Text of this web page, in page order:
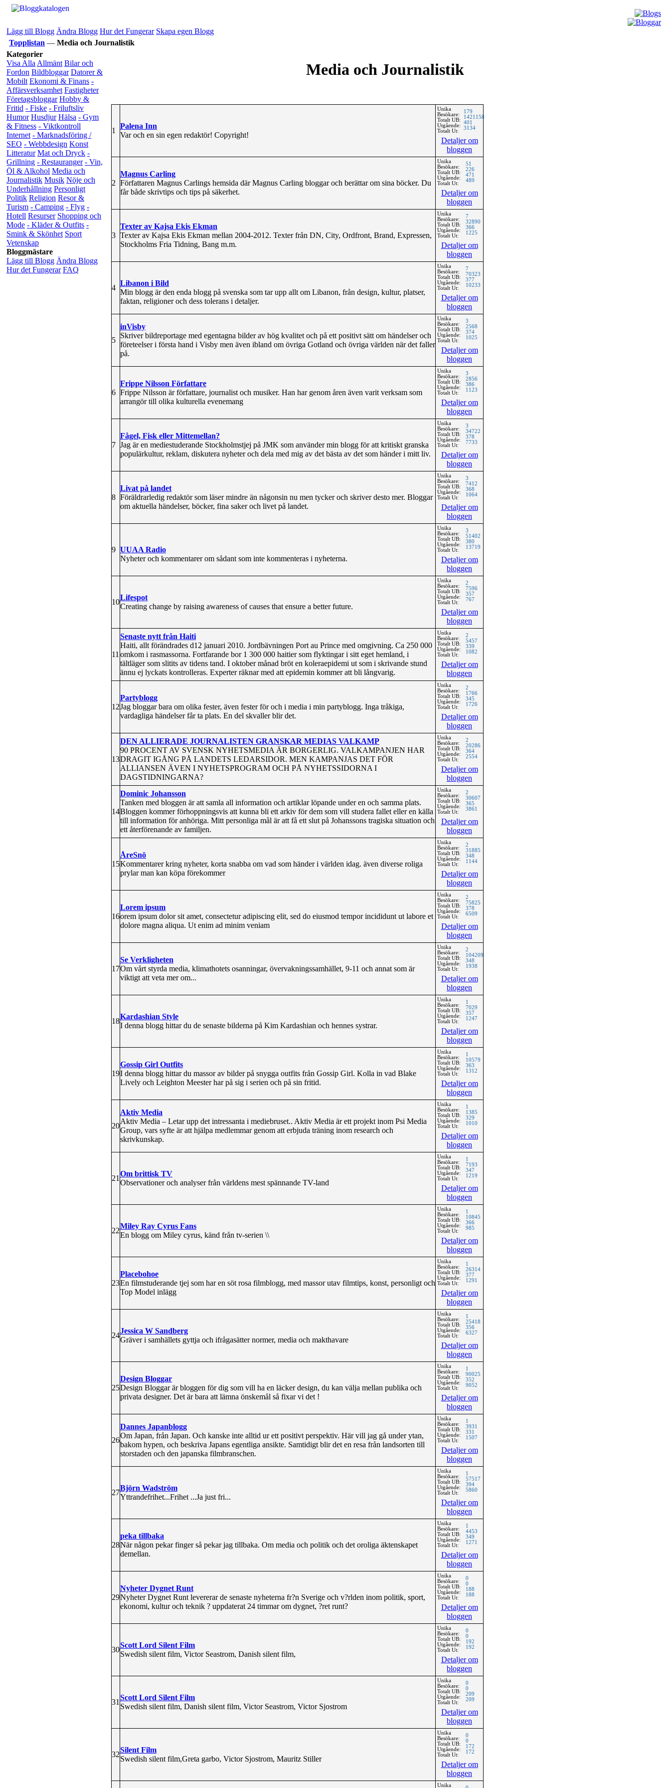
Lägg till Blogg Ändra Blogg Hur det Fungerar Skapa egen Blogg
Topplistan — Media och Journalistik
Kategorier
Visa Alla Allmänt Bilar och
Fordon Bildbloggar Datorer &
Mobilt Ekonomi & Finans -
Affärsverksamhet Fastigheter
Företagsbloggar Hobby &
Fritid - Fiske - Friluftsliv
Humor Husdjur Hälsa - Gym
& Fitness - Viktkontroll
Internet - Marknadsföring /
SEO - Webbdesign Konst
Litteratur Mat och Dryck -
Grillning - Restauranger - Vin,
Öl & Alkohol Media och
Journalistik Musik Nöje och
Underhållning Personligt
Politik Religion Resor &
Turism - Camping - Flyg -
Hotell Resurser Shopping och
Mode - Kläder & Outfits -
Smink & Skönhet Sport
Vetenskap
Bloggmästare
Lägg till Blogg Ändra Blogg
Hur det Fungerar FAQ
Media och Journalistik
1
Palena Inn
Var och en sin egen redaktör! Copyright!
Unika
Besökare:
Totalt UB:
Utgående:
Totalt Ut:
179
1421158
401
3134
Detaljer om
bloggen
2
Magnus Carling
Författaren Magnus Carlings hemsida där Magnus Carling bloggar och berättar om sina böcker. Du
får både skrivtips och tips på säkerhet.
Unika
Besökare:
Totalt UB:
Utgående:
Totalt Ut:
51
226
471
489
Detaljer om
bloggen
3
Texter av Kajsa Ekis Ekman
Texter av Kajsa Ekis Ekman mellan 2004-2012. Texter från DN, City, Ordfront, Brand, Expressen,
Stockholms Fria Tidning, Bang m.m.
Unika
Besökare:
Totalt UB:
Utgående:
Totalt Ut:
7
32890
366
1225
Detaljer om
bloggen
4
Libanon i Bild
Min blogg är den enda blogg på svenska som tar upp allt om Libanon, från design, kultur, platser,
faktan, religioner och dess tolerans i detaljer.
Unika
Besökare:
Totalt UB:
Utgående:
Totalt Ut:
7
70323
377
10233
Detaljer om
bloggen
5
inVisby
Skriver bildreportage med egentagna bilder av hög kvalitet och på ett positivt sätt om händelser och
företeelser i första hand i Visby men även ibland om övriga Gotland och övriga världen när det faller
på.
Unika
Besökare:
Totalt UB:
Utgående:
Totalt Ut:
3
2568
374
1025
Detaljer om
bloggen
6
Frippe Nilsson Författare
Frippe Nilsson är författare, journalist och musiker. Han har genom åren även varit verksam som
arrangör till olika kulturella evenemang
Unika
Besökare:
Totalt UB:
Utgående:
Totalt Ut:
3
2856
386
1123
Detaljer om
bloggen
7
Fågel, Fisk eller Mittemellan?
Jag är en mediestuderande Stockholmstjej på JMK som använder min blogg för att kritiskt granska
populärkultur, reklam, diskutera nyheter och dela med mig av det bästa av det som händer i mitt liv.
Unika
Besökare:
Totalt UB:
Utgående:
Totalt Ut:
3
34722
378
7733
Detaljer om
bloggen
8
Livat på landet
Föräldrarledig redaktör som läser mindre än någonsin nu men tycker och skriver desto mer. Bloggar
om aktuella händelser, böcker, fina saker och livet på landet.
Unika
Besökare:
Totalt UB:
Utgående:
Totalt Ut:
3
7412
368
1064
Detaljer om
bloggen
9 UUAA Radio
Nyheter och kommentarer om sådant som inte kommenteras i nyheterna.
Unika
Besökare:
Totalt UB:
Utgående:
Totalt Ut:
3
51402
380
13719
Detaljer om
bloggen
10
Lifespot
Creating change by raising awareness of causes that ensure a better future.
Unika
Besökare:
Totalt UB:
Utgående:
Totalt Ut:
2
7596
357
767
Detaljer om
bloggen
11
Senaste nytt från Haiti
Haiti, allt förändrades d12 januari 2010. Jordbävningen Port au Prince med omgivning. Ca 250 000
omkom i rasmassorna. Fortfarande bor 1 300 000 haitier som flyktingar i sitt eget hemland, i
tältläger som slitits av tidens tand. I oktober månad bröt en koleraepidemi ut som i skrivande stund
ännu ej lyckats kontrolleras. Experter räknar med att epidemin kommer att bli långvarig.
Unika
Besökare:
Totalt UB:
Utgående:
Totalt Ut:
2
5457
339
1082
Detaljer om
bloggen
12
Partyblogg
Jag bloggar bara om olika fester, även fester för och i media i min partyblogg. Inga tråkiga,
vardagliga händelser får ta plats. En del skvaller blir det.
Unika
Besökare:
Totalt UB:
Utgående:
Totalt Ut:
2
1766
345
1726
Detaljer om
bloggen
13
DEN ALLIERADE JOURNALISTEN GRANSKAR MEDIAS VALKAMP
90 PROCENT AV SVENSK NYHETSMEDIA ÄR BORGERLIG. VALKAMPANJEN HAR
DRAGIT IGÅNG PÅ LANDETS LEDARSIDOR. MEN KAMPANJAS DET FÖR
ALLIANSEN ÄVEN I NYHETSPROGRAM OCH PÅ NYHETSSIDORNA I
DAGSTIDNINGARNA?
Unika
Besökare:
Totalt UB:
Utgående:
Totalt Ut:
2
20286
364
2554
Detaljer om
bloggen
14
Dominic Johansson
Tanken med bloggen är att samla all information och artiklar löpande under en och samma plats.
Bloggen kommer förhoppningsvis att kunna bli ett arkiv för dem som vill studera fallet eller en källa
till information för anhöriga. Mitt personliga mål är att få ett slut på Johanssons tragiska situation och
ett återförenande av familjen.
Unika
Besökare:
Totalt UB:
Utgående:
Totalt Ut:
2
30607
365
3861
Detaljer om
bloggen
15
ÅreSnö
Kommentarer kring nyheter, korta snabba om vad som händer i världen idag. även diverse roliga
prylar man kan köpa förekommer
Unika
Besökare:
Totalt UB:
Utgående:
Totalt Ut:
2
31885
348
1144
Detaljer om
bloggen
16
Lorem ipsum
orem ipsum dolor sit amet, consectetur adipiscing elit, sed do eiusmod tempor incididunt ut labore et
dolore magna aliqua. Ut enim ad minim veniam
Unika
Besökare:
Totalt UB:
Utgående:
Totalt Ut:
2
75825
378
6509
Detaljer om
bloggen
17
Se Verkligheten
Om vårt styrda media, klimathotets osanningar, övervakningssamhället, 9-11 och annat som är
viktigt att veta mer om...
Unika
Besökare:
Totalt UB:
Utgående:
Totalt Ut:
2
104209
348
1938
Detaljer om
bloggen
18
Kardashian Style
I denna blogg hittar du de senaste bilderna på Kim Kardashian och hennes systrar.
Unika
Besökare:
Totalt UB:
Utgående:
Totalt Ut:
1
7029
357
1247
Detaljer om
bloggen
19
Gossip Girl Outfits
I denna blogg hittar du massor av bilder på snygga outfits från Gossip Girl. Kolla in vad Blake
Lively och Leighton Meester har på sig i serien och på sin fritid.
Unika
Besökare:
Totalt UB:
Utgående:
Totalt Ut:
1
10579
363
1312
Detaljer om
bloggen
20
Aktiv Media
Aktiv Media – Letar upp det intressanta i mediebruset.. Aktiv Media är ett projekt inom Psi Media
Group, vars syfte är att hjälpa medlemmar genom att erbjuda träning inom research och
skrivkunskap.
Unika
Besökare:
Totalt UB:
Utgående:
Totalt Ut:
1
1385
329
1010
Detaljer om
bloggen
21
Om brittisk TV
Observationer och analyser från världens mest spännande TV-land
Unika
Besökare:
Totalt UB:
Utgående:
Totalt Ut:
1
7193
347
1219
Detaljer om
bloggen
22
Miley Ray Cyrus Fans
En blogg om Miley cyrus, känd från tv-serien \\
Unika
Besökare:
Totalt UB:
Utgående:
Totalt Ut:
1
10845
366
985
Detaljer om
bloggen
23
Placebohoe
En filmstuderande tjej som har en söt rosa filmblogg, med massor utav filmtips, konst, personligt och
Top Model inlägg
Unika
Besökare:
Totalt UB:
Utgående:
Totalt Ut:
1
26314
377
1291
Detaljer om
bloggen
24
Jessica W Sandberg
Gräver i samhällets gyttja och ifrågasätter normer, media och makthavare
Unika
Besökare:
Totalt UB:
Utgående:
Totalt Ut:
1
25418
356
6327
Detaljer om
bloggen
25
Design Bloggar
Design Bloggar är bloggen för dig som vill ha en läcker design, du kan välja mellan publika och
privata designer. Det är bara att lämna önskemål så fixar vi det !
Unika
Besökare:
Totalt UB:
Utgående:
Totalt Ut:
1
90025
352
9052
Detaljer om
bloggen
26
Dannes Japanblogg
Om Japan, från Japan. Och kanske inte alltid ur ett positivt perspektiv. Här vill jag gå under ytan,
bakom hypen, och beskriva Japans egentliga ansikte. Samtidigt blir det en resa från landsorten till
storstaden och den japanska filmbranschen.
Unika
Besökare:
Totalt UB:
Utgående:
Totalt Ut:
1
3931
331
1507
Detaljer om
bloggen
27
Björn Wadström
Yttrandefrihet...Frihet ...Ja just fri...
Unika
Besökare:
Totalt UB:
Utgående:
Totalt Ut:
1
57517
394
5860
Detaljer om
bloggen
28
peka tillbaka
När någon pekar finger så pekar jag tillbaka. Om media och politik och det oroliga äktenskapet
demellan.
Unika
Besökare:
Totalt UB:
Utgående:
Totalt Ut:
1
4453
349
1271
Detaljer om
bloggen
29
Nyheter Dygnet Runt
Nyheter Dygnet Runt levererar de senaste nyheterna fr?n Sverige och v?rlden inom politik, sport,
ekonomi, kultur och teknik ? uppdaterat 24 timmar om dygnet, ?ret runt?
Unika
Besökare:
Totalt UB:
Utgående:
Totalt Ut:
0
0
188
188
Detaljer om
bloggen
30
Scott Lord Silent Film
Swedish silent film, Victor Seastrom, Danish silent film,
Unika
Besökare:
Totalt UB:
Utgående:
Totalt Ut:
0
0
192
192
Detaljer om
bloggen
31
Scott Lord Silent Film
Swedish silent film, Danish silent film, Victor Seastrom, Victor Sjostrom
Unika
Besökare:
Totalt UB:
Utgående:
Totalt Ut:
0
0
209
209
Detaljer om
bloggen
32
Silent Film
Swedish silent film,Greta garbo, Victor Sjostrom, Mauritz Stiller
Unika
Besökare:
Totalt UB:
Utgående:
Totalt Ut:
0
0
172
172
Detaljer om
bloggen
Unika